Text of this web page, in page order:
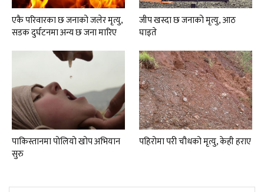
एकै परिवारका छ जनाको जलेर मृत्यु,
सडक दुर्घटनमा अन्य छ जना मारिए
जीप खस्दा छ जनाको मृत्यु, आठ
घाइते
पाकिस्तानमा पोलियो खोप अभियान
सुरु
पहिरोमा परी चौधको मृत्यु, केही हराए